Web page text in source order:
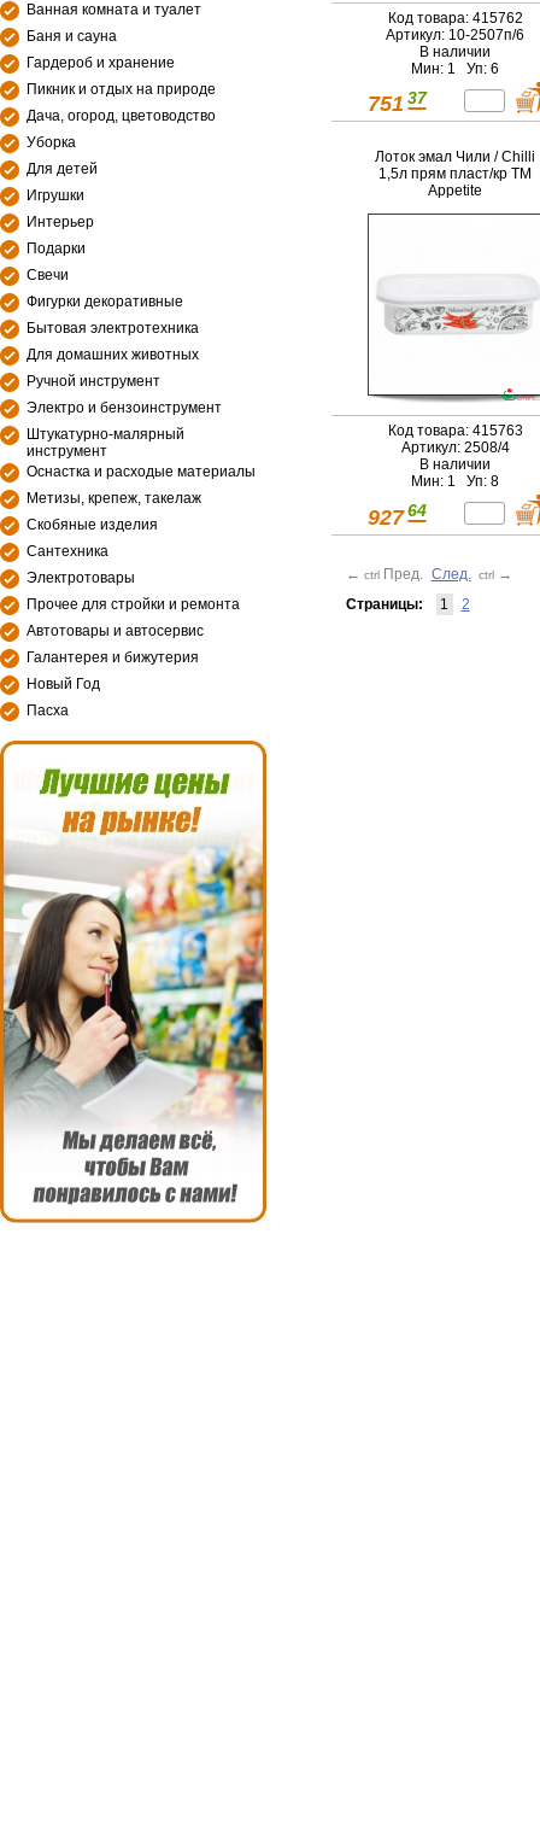
Ванная комната и туалет
Баня и сауна
Гардероб и хранение
Пикник и отдых на природе
Дача, огород, цветоводство
Уборка
Для детей
Игрушки
Интерьер
Подарки
Свечи
Фигурки декоративные
Бытовая электротехника
Для домашних животных
Ручной инструмент
Электро и бензоинструмент
Штукатурно-малярный
инструмент
Оснастка и расходые материалы
Метизы, крепеж, такелаж
Скобяные изделия
Сантехника
Электротовары
Прочее для стройки и ремонта
Автотовары и автосервис
Галантерея и бижутерия
Новый Год
Пасха
Код товара: 415762
Артикул: 10-2507п/6
В наличии
Мин: 1 Уп: 6
751 37
Лоток эмал Чили / Chilli
1,5л прям пласт/кр TM
Appetite
Код товара: 415763
Артикул: 2508/4
В наличии
Мин: 1 Уп: 8
927 64
← ctrl Пред. След. ctrl →
Страницы:
1 2